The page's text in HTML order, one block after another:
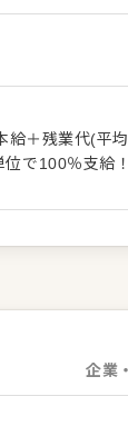
チー
目に最高責任
括 最終的には、会社
を実行して
ン
、特定職務の
アを築くため
＋残業代(平
で100％支給
企業